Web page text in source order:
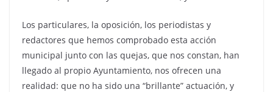
Los particulares, la oposición, los periodistas y
redactores que hemos comprobado esta acción
municipal junto con las quejas, que nos constan, han
llegado al propio Ayuntamiento, nos ofrecen una
realidad: que no ha sido una “brillante” actuación, y